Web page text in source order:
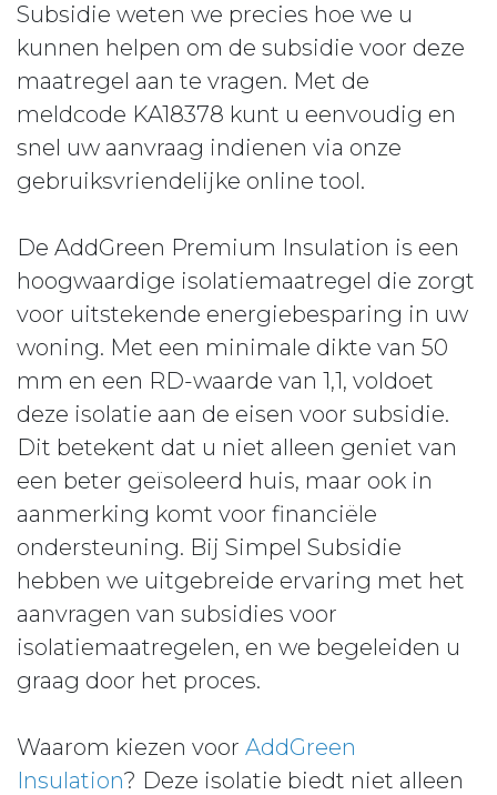
Subsidie weten we precies hoe we u
kunnen helpen om de subsidie voor deze
maatregel aan te vragen. Met de
meldcode KA18378 kunt u eenvoudig en
snel uw aanvraag indienen via onze
gebruiksvriendelijke online tool.
De AddGreen Premium Insulation is een
hoogwaardige isolatiemaatregel die zorgt
voor uitstekende energiebesparing in uw
woning. Met een minimale dikte van 50
mm en een RD-waarde van 1,1, voldoet
deze isolatie aan de eisen voor subsidie.
Dit betekent dat u niet alleen geniet van
een beter geïsoleerd huis, maar ook in
aanmerking komt voor financiële
ondersteuning. Bij Simpel Subsidie
hebben we uitgebreide ervaring met het
aanvragen van subsidies voor
isolatiemaatregelen, en we begeleiden u
graag door het proces.
Waarom kiezen voor AddGreen
Insulation? Deze isolatie biedt niet alleen